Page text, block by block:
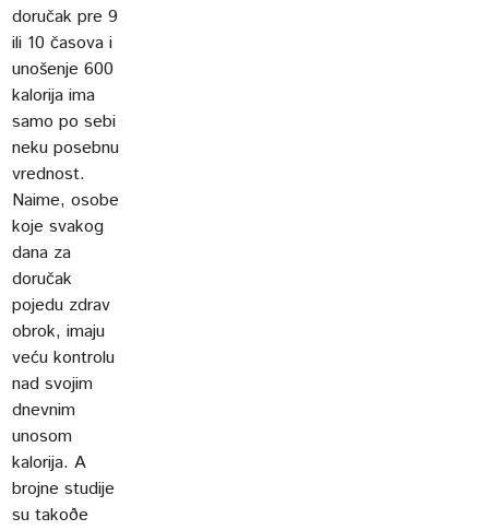
doručak pre 9
ili 10 časova i
unošenje 600
kalorija ima
samo po sebi
neku posebnu
vrednost.
Naime, osobe
koje svakog
dana za
doručak
pojedu zdrav
obrok, imaju
veću kontrolu
nad svojim
dnevnim
unosom
kalorija. A
brojne studije
su takoðe